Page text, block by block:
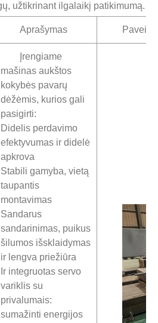
užtikrinant ilgalaikį patikimumą.
Aprašymas
Įrengiame
mašinas aukštos
kokybės pavarų
dėžėmis, kurios gali
pasigirti:
Didelis perdavimo
efektyvumas ir didelė
apkrova
Stabili gamyba, vietą
taupantis
montavimas
Sandarus
sandarinimas, puikus
šilumos išsklaidymas
ir lengva priežiūra
Ir integruotas servo
variklis su
privalumais:
sumažinti energijos